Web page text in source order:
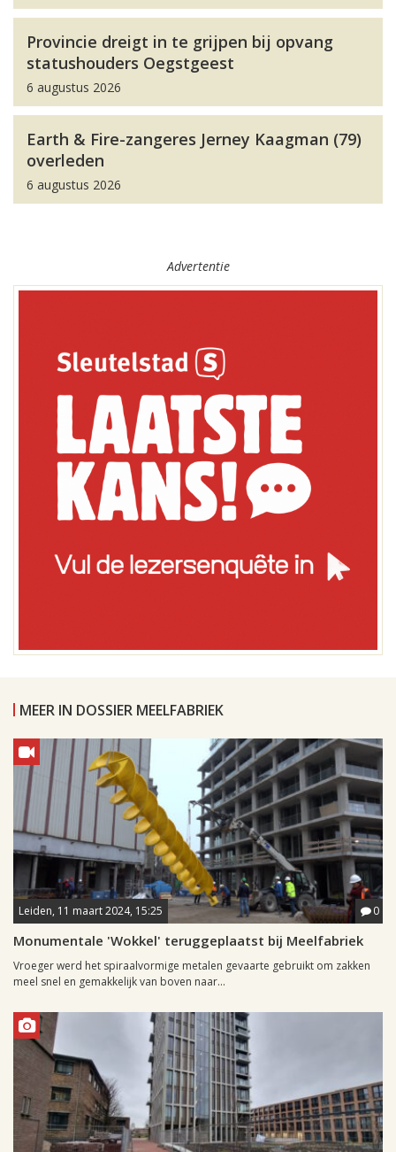
Provincie dreigt in te grijpen bij opvang
statushouders Oegstgeest
6 augustus 2026
Earth & Fire-zangeres Jerney Kaagman (79)
overleden
6 augustus 2026
Advertentie
MEER IN DOSSIER MEELFABRIEK
Leiden, 11 maart 2024, 15:25 0
Monumentale 'Wokkel' teruggeplaatst bij Meelfabriek
Vroeger werd het spiraalvormige metalen gevaarte gebruikt om zakken
meel snel en gemakkelijk van boven naar...